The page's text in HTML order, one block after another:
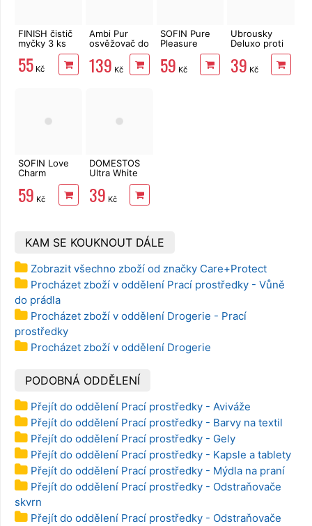
FINISH čistič
myčky 3 ks
55 Kč
Ambi Pur
osvěžovač do
Flowers&Spring
2 x 8 ml
139 Kč
SOFIN Pure
Pleasure
parfém na
prádlo 300 ml
59 Kč
Ubrousky
Deluxo proti
zabarvení
prádla 20 ks
39 Kč
SOFIN Love
Charm
parfém na
prádlo 300 ml
59 Kč
DOMESTOS
Ultra White
39 Kč
KAM SE KOUKNOUT DÁLE
Zobrazit všechno zboží od značky Care+Protect
Procházet zboží v oddělení Prací prostředky - Vůně
do prádla
Procházet zboží v oddělení Drogerie - Prací
prostředky
Procházet zboží v oddělení Drogerie
PODOBNÁ ODDĚLENÍ
Přejít do oddělení Prací prostředky - Aviváže
Přejít do oddělení Prací prostředky - Barvy na textil
Přejít do oddělení Prací prostředky - Gely
Přejít do oddělení Prací prostředky - Kapsle a tablety
Přejít do oddělení Prací prostředky - Mýdla na praní
Přejít do oddělení Prací prostředky - Odstraňovače
skvrn
Přejít do oddělení Prací prostředky - Odstraňovače